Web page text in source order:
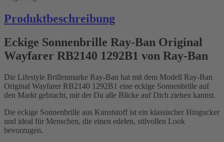
Produktbeschreibung
Eckige Sonnenbrille Ray-Ban Original
Wayfarer RB2140 1292B1 von Ray-Ban
Die Lifestyle Brillenmarke Ray-Ban hat mit dem Modell Ray-Ban
Original Wayfarer RB2140 1292B1 eine eckige Sonnenbrille auf
den Markt gebracht, mit der Du alle Blicke auf Dich ziehen kannst.
Die eckige Sonnenbrille aus Kunststoff ist ein klassischer Hingucker
und ideal für Menschen, die einen edelen, stilvollen Look
bevorzugen.